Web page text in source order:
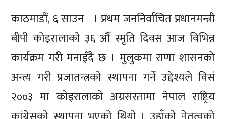
टिभि
युनिकोड
काठमाडौं, ६ साउन । प्रथम जननिर्वाचित प्रधानमन्त्री
बीपी कोइरालाको ३६ औँ स्मृति दिवस आज विभिन्न
कार्यक्रम गरी मनाइँदै छ । मुलुकमा राणा शासनको
अन्त्य गरी प्रजातन्त्रको स्थापना गर्ने उद्देश्यले विसं
२००३ मा कोइरालाको अग्रसरतामा नेपाल राष्ट्रिय